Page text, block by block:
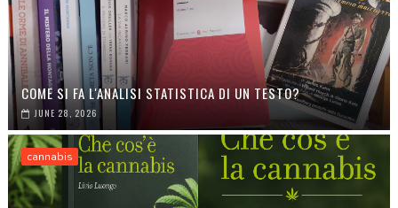
COME SI FA L'ANALISI STATISTICA DI UN TESTO?
JUNE 28, 2026
cannabis